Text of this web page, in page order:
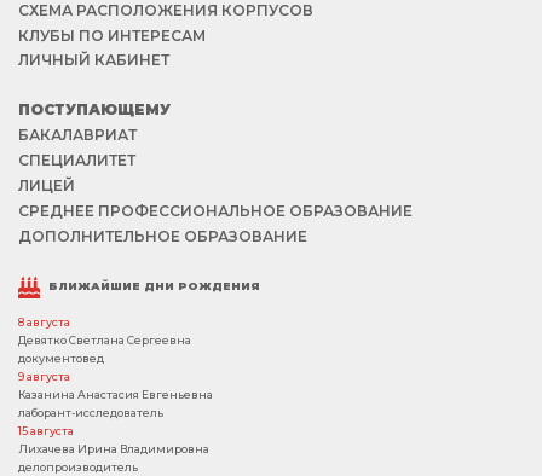
СХЕМА РАСПОЛОЖЕНИЯ КОРПУСОВ
КЛУБЫ ПО ИНТЕРЕСАМ
ЛИЧНЫЙ КАБИНЕТ
ПОСТУПАЮЩЕМУ
БАКАЛАВРИАТ
СПЕЦИАЛИТЕТ
ЛИЦЕЙ
СРЕДНЕЕ ПРОФЕССИОНАЛЬНОЕ ОБРАЗОВАНИЕ
ДОПОЛНИТЕЛЬНОЕ ОБРАЗОВАНИЕ
БЛИЖАЙШИЕ ДНИ РОЖДЕНИЯ
8 августа
Девятко Светлана Сергеевна
документовед
9 августа
Казанина Анастасия Евгеньевна
лаборант-исследователь
15 августа
Лихачева Ирина Владимировна
делопроизводитель